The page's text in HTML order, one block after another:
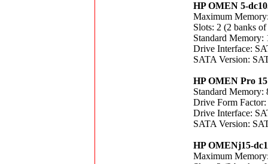
HP OMEN 5-
Maximum
Slots: 2 (2 banks
Standard Memory:
Drive Interface:
SATA Version:
HP OMEN Pro 15
Standard
Drive Form
Drive Interface:
SATA Version:
HP OMENj15-
Maximum